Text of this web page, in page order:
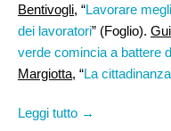
Bentivogli, “Lavorare
dei lavoratori” (Foglio).
verde comincia a battere
Margiotta, “La
Leggi tutto →